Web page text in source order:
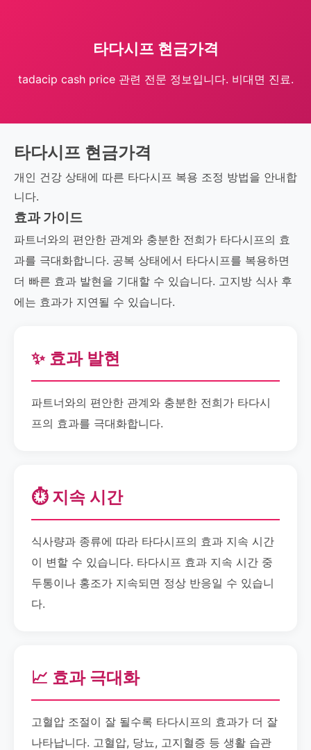
타다시프 현금가격
tadacip cash price 관련 전문 정보입니다. 비대면 진료.
타다시프 현금가격
개인 건강 상태에 따른 타다시프 복용 조정 방법을 안내합
니다.
효과 가이드
파트너와의 편안한 관계와 충분한 전희가 타다시프의 효
과를 극대화합니다. 공복 상태에서 타다시프를 복용하면
더 빠른 효과 발현을 기대할 수 있습니다. 고지방 식사 후
에는 효과가 지연될 수 있습니다.
✨ 효과 발현
파트너와의 편안한 관계와 충분한 전희가 타다시
프의 효과를 극대화합니다.
⏱️ 지속 시간
식사량과 종류에 따라 타다시프의 효과 지속 시간
이 변할 수 있습니다. 타다시프 효과 지속 시간 중
두통이나 홍조가 지속되면 정상 반응일 수 있습니
다.
📈 효과 극대화
고혈압 조절이 잘 될수록 타다시프의 효과가 더 잘
나타납니다. 고혈압, 당뇨, 고지혈증 등 생활 습관